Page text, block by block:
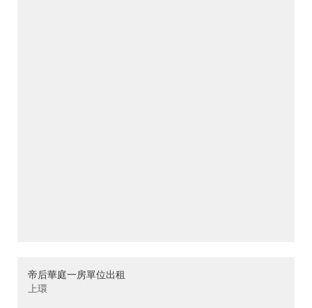
帝后華庭一房單位出租
上環